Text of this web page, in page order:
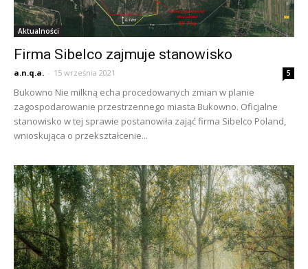
Aktualności
Firma Sibelco zajmuje stanowisko
a.n.q.a. - 15 września 2021 5
Bukowno Nie milkną echa procedowanych zmian w planie
zagospodarowanie przestrzennego miasta Bukowno. Oficjalne
stanowisko w tej sprawie postanowiła zająć firma Sibelco Poland,
wnioskująca o przekształcenie...